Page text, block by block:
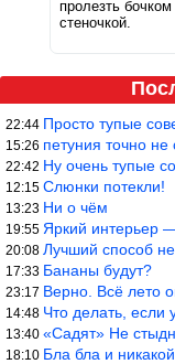
пролезть
стеночкой.
22:44 Просто тупые
15:26 петуния точно не
22:42 Ну очень тупые
12:15 Слюнки потекли!
13:23 Ни о чём
19:55 Яркий интерьер —
20:08 Лучший способ не
17:33 Бананы будут?
23:17 Верно. Всё лето
14:48 Что делать, если
13:40 «Садят» Не
18:10 Бла бла и никакой